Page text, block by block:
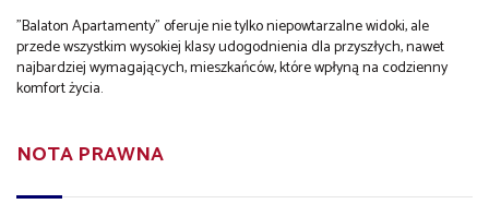
"Balaton Apartamenty" oferuje nie tylko niepowtarzalne widoki, ale
przede wszystkim wysokiej klasy udogodnienia dla przyszłych, nawet
najbardziej wymagających, mieszkańców, które wpłyną na codzienny
komfort życia.
NOTA PRAWNA